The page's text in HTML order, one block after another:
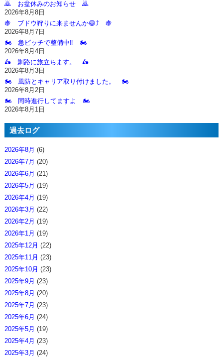
🙇‍ お盆休みのお知らせ 🙇‍
2026年8月8日
🍇 ブドウ狩りに来ませんか😄⤴️ 🍇
2026年8月7日
🏍️ 急ピッチで整備中‼️ 🏍️
2026年8月4日
🛵 釧路に旅立ちます。 🛵
2026年8月3日
🏍️ 風防とキャリア取り付けました。 🏍️
2026年8月2日
🏍️ 同時進行してますよ 🏍️
2026年8月1日
過去ログ
2026年8月 (6)
2026年7月 (20)
2026年6月 (21)
2026年5月 (19)
2026年4月 (19)
2026年3月 (22)
2026年2月 (19)
2026年1月 (19)
2025年12月 (22)
2025年11月 (23)
2025年10月 (23)
2025年9月 (23)
2025年8月 (20)
2025年7月 (23)
2025年6月 (24)
2025年5月 (19)
2025年4月 (23)
2025年3月 (24)